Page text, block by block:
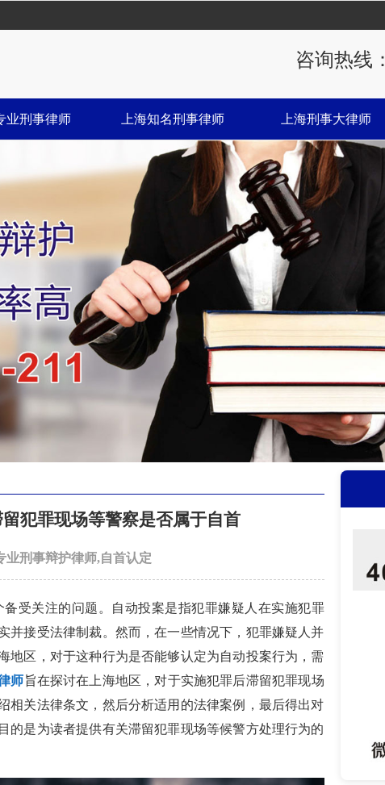
咨询热线：
业刑事律师 上海知名刑事律师 上海刑事大律师
犯罪现场等警察是否属于自首
业刑事辩护律师,自首认定
关注的问题。自动投案是指犯罪嫌疑人在实施犯罪
并接受法律制裁。然而，在一些情况下，犯罪嫌疑人并
地区，对于这种行为是否能够认定为自动投案行为，需
师旨在探讨在上海地区，对于实施犯罪后滞留犯罪现场
相关法律条文，然后分析适用的法律案例，最后得出对
的是为读者提供有关滞留犯罪现场等候警方处理行为的